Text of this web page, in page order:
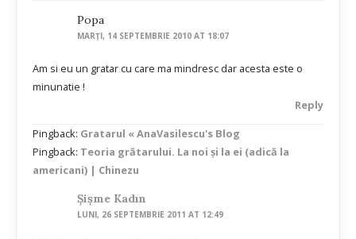
Popa
MARȚI, 14 SEPTEMBRIE 2010 AT 18:07
Am si eu un gratar cu care ma mindresc dar acesta este o
minunatie !
Reply
Pingback: Gratarul « AnaVasilescu's Blog
Pingback: Teoria grătarului. La noi și la ei (adică la
americani) | Chinezu
Şişme Kadın
LUNI, 26 SEPTEMBRIE 2011 AT 12:49